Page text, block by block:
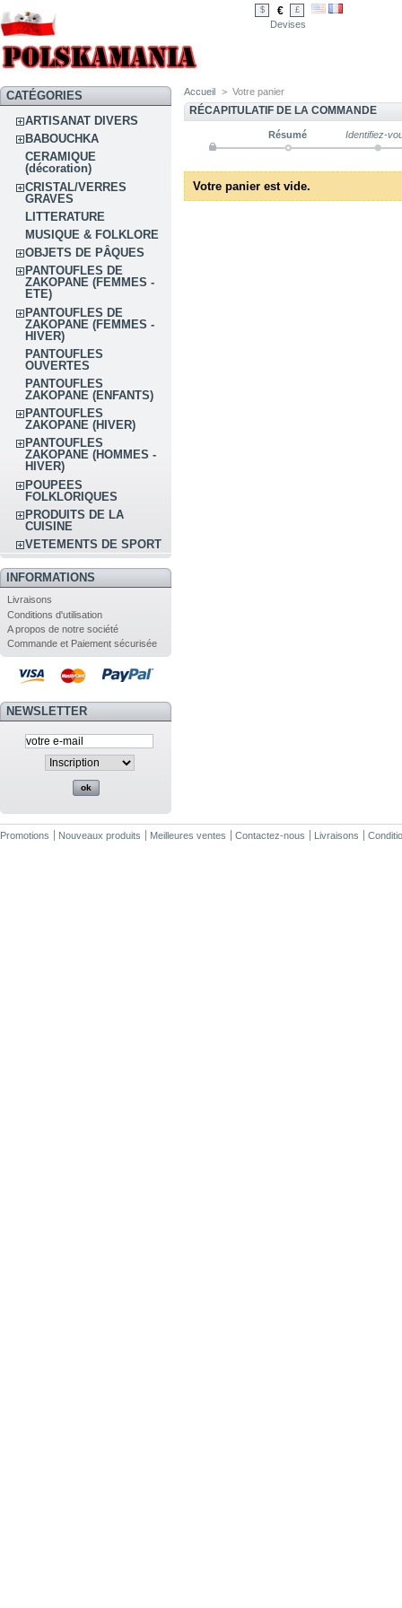
$ € £
Devises
CATÉGORIES
ARTISANAT DIVERS
BABOUCHKA
CERAMIQUE
(décoration)
CRISTAL/VERRES
GRAVES
LITTERATURE
MUSIQUE & FOLKLORE
OBJETS DE PÂQUES
PANTOUFLES DE
ZAKOPANE (FEMMES -
ETE)
PANTOUFLES DE
ZAKOPANE (FEMMES -
HIVER)
PANTOUFLES
OUVERTES
PANTOUFLES
ZAKOPANE (ENFANTS)
PANTOUFLES
ZAKOPANE (HIVER)
PANTOUFLES
ZAKOPANE (HOMMES -
HIVER)
POUPEES
FOLKLORIQUES
PRODUITS DE LA
CUISINE
VETEMENTS DE SPORT
INFORMATIONS
Livraisons
Conditions d'utilisation
A propos de notre société
Commande et Paiement sécurisée
NEWSLETTER
Accueil > Votre panier
RÉCAPITULATIF DE LA COMMANDE
Résumé Identifiez-
Votre panier est vide.
Promotions Nouveaux produits Meilleures ventes Contactez-nous Livraisons